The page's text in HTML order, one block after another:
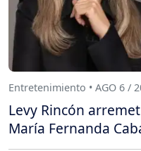
Entretenimiento • AGO 6 /
Levy Rincón
María Fernanda